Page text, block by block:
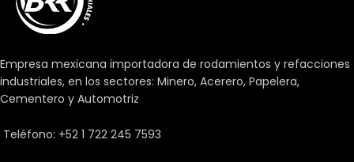
Empresa mexicana importadora de rodamientos y refacciones
industriales, en los sectores: Minero, Acerero, Papelera,
Cementero y Automotriz
Teléfono: +52 1 722 245 7593